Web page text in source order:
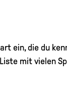
ein, die du
mit vielen